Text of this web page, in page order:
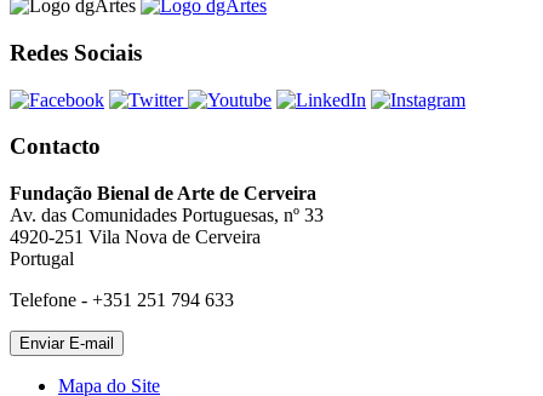
Redes Sociais
Contacto
Fundação Bienal de Arte de Cerveira
Av. das Comunidades Portuguesas, nº 33
4920-251 Vila Nova de Cerveira
Portugal
Telefone - +351 251 794 633
Mapa do Site